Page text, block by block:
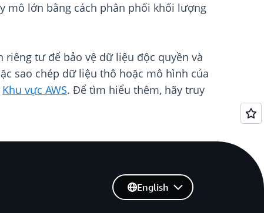
mô lớn bằng cách phân phối khối lượng
riêng tư để bảo vệ dữ liệu độc quyền và
sao chép dữ liệu thô hoặc mô hình của
Khu vực AWS. Để tìm hiểu thêm, hãy truy
English